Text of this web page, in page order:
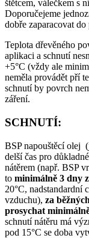
štětcem, válečkem s
Doporučejeme
dobře zaparacovat
Teplota dřevěného
aplikaci a schnutí
+5°C (vždy ale
neměla provádět pří
schnutí by povrch
záření.
SCHNUTÍ:
BSP napouštěcí olej
delší čas pro
nátěrem (např. BSP
to minimálně 3 dny
20°C, nadstandardní
vzduchu), za
prosychat
schnutí nátěru má
pod 15°C se doba